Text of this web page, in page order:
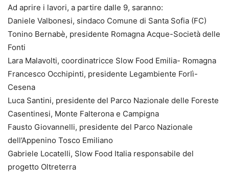
Ad aprire i lavori, a partire dalle 9, saranno:
Daniele Valbonesi, sindaco Comune di Santa Sofia (FC)
Tonino Bernabè, presidente Romagna Acque-Società delle
Fonti
Lara Malavolti, coordinatricce Slow Food Emilia- Romagna
Francesco Occhipinti, presidente Legambiente Forlì-
Cesena
Luca Santini, presidente del Parco Nazionale delle Foreste
Casentinesi, Monte Falterona e Campigna
Fausto Giovannelli, presidente del Parco Nazionale
dell’Appenino Tosco Emiliano
Gabriele Locatelli, Slow Food Italia responsabile del
progetto Oltreterra